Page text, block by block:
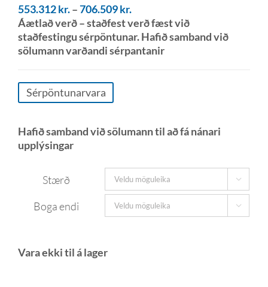
553.312kr.–706.509kr.
Áætlað verð – staðfest verð fæst við
staðfestingu sérpöntunar. Hafið samband við
sölumann varðandi sérpantanir
Sérpöntunarvara
Hafið samband við sölumann til að fá nánari
upplýsingar
Stærð 
Boga endi 